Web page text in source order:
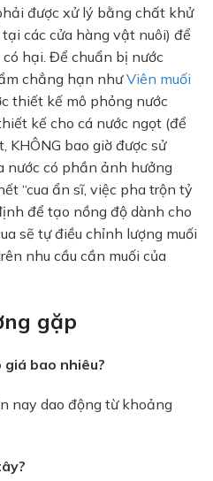
được xử lý bằng chất khử
các cửa hàng vật nuôi) để
hại. Để chuẩn bị nước
chẳng hạn nhưViên muối
thiết kế mô phỏng nước
kế cho cá nước ngọt (để
KHÔNG bao giờ được sử
nước có phần ảnh hưởng
“cua ẩn sĩ, việc pha trộn tỷ
để tạo nồng độ dành cho
sẽ tự điều chỉnh lượng muối
nhu cầu cần muối của
gặp
giá bao nhiêu?
nay dao động từ khoảng